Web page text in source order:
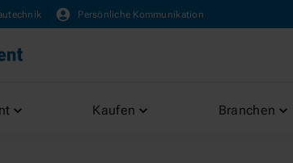
Persönliche Kommunikation
Kaufen Branchen